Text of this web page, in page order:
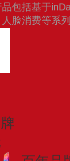
包括基于
脸消费等系